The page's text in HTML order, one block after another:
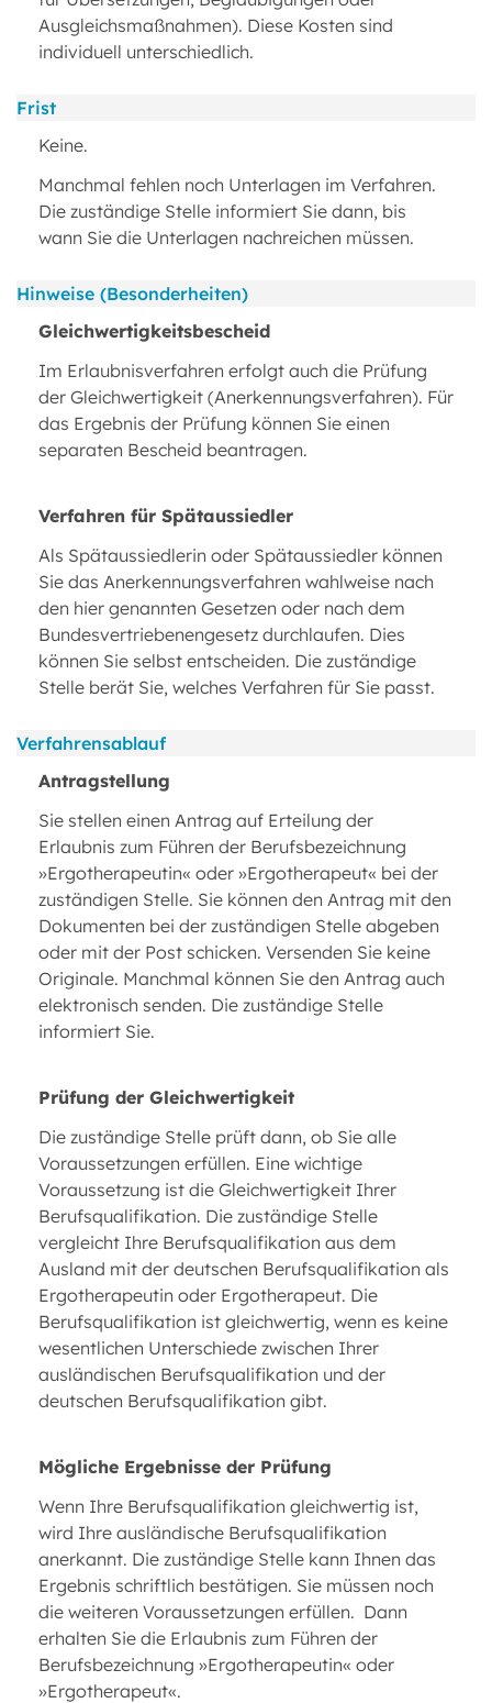
Ausgleichsmaßnahmen). Diese Kosten sind
individuell unterschiedlich.
Frist
Keine.
Manchmal fehlen noch Unterlagen im Verfahren.
Die zuständige Stelle informiert Sie dann, bis
wann Sie die Unterlagen nachreichen müssen.
Hinweise (Besonderheiten)
Gleichwertigkeitsbescheid
Im Erlaubnisverfahren erfolgt auch die Prüfung
der Gleichwertigkeit (Anerkennungsverfahren). Für
das Ergebnis der Prüfung können Sie einen
separaten Bescheid beantragen.
Verfahren für Spätaussiedler
Als Spätaussiedlerin oder Spätaussiedler können
Sie das Anerkennungsverfahren wahlweise nach
den hier genannten Gesetzen oder nach dem
Bundesvertriebenengesetz durchlaufen. Dies
können Sie selbst entscheiden. Die zuständige
Stelle berät Sie, welches Verfahren für Sie passt.
Verfahrensablauf
Antragstellung
Sie stellen einen Antrag auf Erteilung der
Erlaubnis zum Führen der Berufsbezeichnung
»Ergotherapeutin« oder »Ergotherapeut« bei der
zuständigen Stelle. Sie können den Antrag mit den
Dokumenten bei der zuständigen Stelle abgeben
oder mit der Post schicken. Versenden Sie keine
Originale. Manchmal können Sie den Antrag auch
elektronisch senden. Die zuständige Stelle
informiert Sie.
Prüfung der Gleichwertigkeit
Die zuständige Stelle prüft dann, ob Sie alle
Voraussetzungen erfüllen. Eine wichtige
Voraussetzung ist die Gleichwertigkeit Ihrer
Berufsqualifikation. Die zuständige Stelle
vergleicht Ihre Berufsqualifikation aus dem
Ausland mit der deutschen Berufsqualifikation als
Ergotherapeutin oder Ergotherapeut. Die
Berufsqualifikation ist gleichwertig, wenn es keine
wesentlichen Unterschiede zwischen Ihrer
ausländischen Berufsqualifikation und der
deutschen Berufsqualifikation gibt.
Mögliche Ergebnisse der Prüfung
Wenn Ihre Berufsqualifikation gleichwertig ist,
wird Ihre ausländische Berufsqualifikation
anerkannt. Die zuständige Stelle kann Ihnen das
Ergebnis schriftlich bestätigen. Sie müssen noch
die weiteren Voraussetzungen erfüllen. Dann
erhalten Sie die Erlaubnis zum Führen der
Berufsbezeichnung »Ergotherapeutin« oder
»Ergotherapeut«.